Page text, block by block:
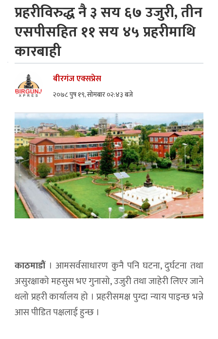
प्रहरीविरुद्ध नै ३ सय ६७ उजुरी, तीन
एसपीसहित ११ सय ४५ प्रहरीमाथि
कारबाही
बीरगंज एक्सप्रेस
२०७८ पुष १९, सोमबार ०२:४३ बजे
काठमाडौं। आमसर्वसाधारण कुनै पनि घटना, दुर्घटना तथा
असुरक्षाको महसुस भए गुनासो, उजुरी तथा जाहेरी लिएर जाने
थलो प्रहरी कार्यालय हो । प्रहरीसमक्ष पुग्दा न्याय पाइन्छ भन्ने
आस पीडित पक्षलाई हुन्छ ।